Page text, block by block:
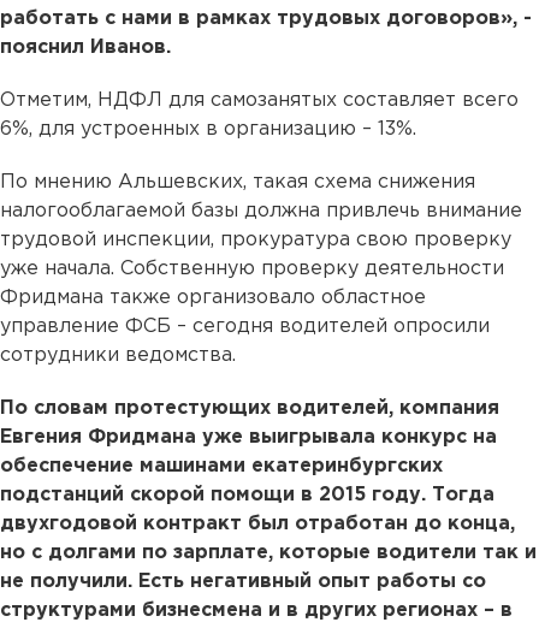
работать с нами в рамках трудовых договоров», -
пояснил Иванов.
Отметим, НДФЛ для самозанятых составляет всего
6%, для устроенных в организацию – 13%.
По мнению Альшевских, такая схема снижения
налогооблагаемой базы должна привлечь внимание
трудовой инспекции, прокуратура свою проверку
уже начала. Собственную проверку деятельности
Фридмана также организовало областное
управление ФСБ – сегодня водителей опросили
сотрудники ведомства.
По словам протестующих водителей, компания
Евгения Фридмана уже выигрывала конкурс на
обеспечение машинами екатеринбургских
подстанций скорой помощи в 2015 году. Тогда
двухгодовой контракт был отработан до конца,
но с долгами по зарплате, которые водители так и
не получили. Есть негативный опыт работы со
структурами бизнесмена и в других регионах – в